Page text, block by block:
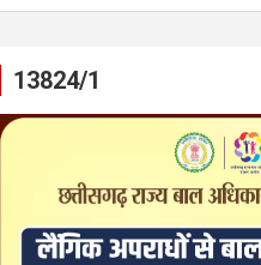
13824/1